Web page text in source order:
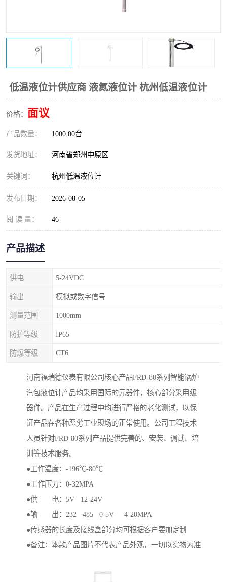
低温液位计供应商 液氮液位计 杭州低温液位计
价格： 面议
产品数量： 1000.00台
发货地址： 河南省郑州中原区
关键词： 杭州低温液位计
发布日期： 2026-08-05
阅 读 量： 46
产品描述
供电 5-24VDC
输出 模拟或数字信号
测量范围 1000mm
防护等级 IP65
防爆等级 CT6
河南福瑞德仪表有限公司核心产品FRD-80系列智能锅炉
汽包液位计产品均采用国际的元器件，核心部分采用级
器件。产品在生产过程中均进行严格的老化测试，以保
证产品在各种恶劣工业现场的正常使用。公司工程技术
人员针对FRD-80系列产品提供完善的、安装、调试、培
训等技术服务。
●工作温度：-196℃-80℃
●工作压力：0-32MPA
●供 电：5V 12-24V
●输 出：232 485 0-5V 4-20MPA
●传感器的长度及接线盒部分均可根据客户要加定制
●备注：本款产品图片不代表产品外观，一切以实物为准
锅炉水位计
流量仪表 加油站液位仪